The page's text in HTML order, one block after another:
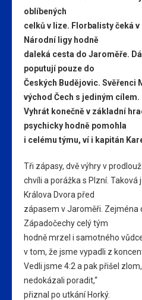
oblíbených
celků v lize. Florbalisty čeká
Národní ligy hodně
daleká cesta do Jaroměře.
poputují pouze do
Českých Budějovic. Svěřenci
východ Čech s jediným cílem.
Vyhrát konečně v základní
psychicky hodně pomohla
i celému týmu, ví i kapitán
Tři zápasy, dvě výhry v
chvíli a porážka s Plzní. Taková
Králova Dvora před
zápasem v Jaroměři. Zejména
Západočechy celý tým
hodně mrzel i samotného
v tom, že jsme vypadli z
Vedli jsme 4:2 a pak přišel
nedokázali poradit,“
přiznal po utkání Horký.